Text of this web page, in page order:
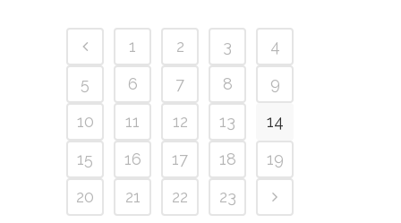
1 2 3
4
5
6 7 8
9
10
11 12 13
14
15
16 17 18
19
20
21 22 23